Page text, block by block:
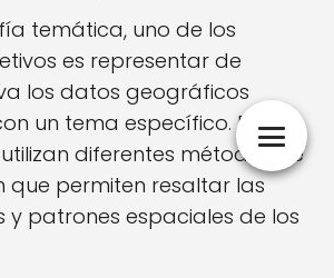
temática, uno de los
es representar de
los datos geográficos
un tema específico. Para
diferentes métodos de
que permiten resaltar las
patrones espaciales de los